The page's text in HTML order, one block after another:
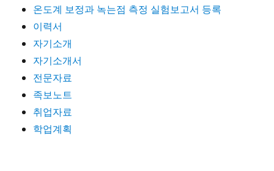
온도계 보정과 녹는점 측정 실험보고서 등록
이력서
자기소개
자기소개서
전문자료
족보노트
취업자료
학업계획